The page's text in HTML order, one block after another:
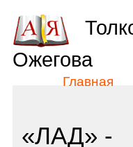
«ЛАД» -
Ожегова
Главная